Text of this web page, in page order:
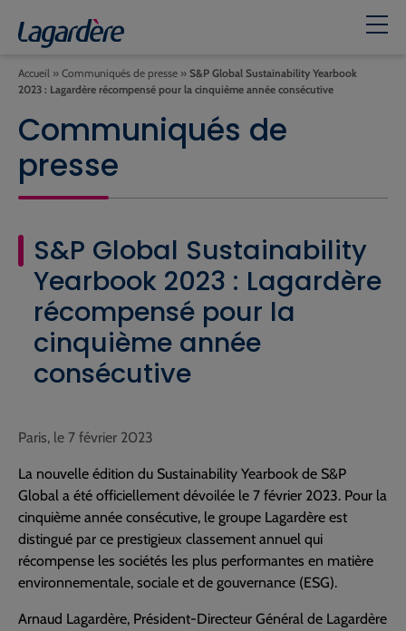
Accueil » Communiqués de presse » S&P Global Sustainability Yearbook
2023 : Lagardère récompensé pour la cinquième année consécutive
Communiqués de
presse
S&P Global Sustainability
Yearbook 2023 : Lagardère
récompensé pour la
cinquième année
consécutive
Paris, le 7 février 2023
La nouvelle édition du Sustainability Yearbook de S&P
Global a été officiellement dévoilée le 7 février 2023. Pour la
cinquième année consécutive, le groupe Lagardère est
distingué par ce prestigieux classement annuel qui
récompense les sociétés les plus performantes en matière
environnementale, sociale et de gouvernance (ESG).
Arnaud Lagardère, Président-Directeur Général de Lagardère